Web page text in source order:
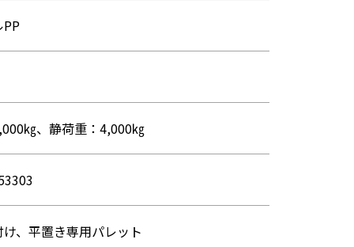
㎏、静荷重：4,000㎏
、平置き専用パレット